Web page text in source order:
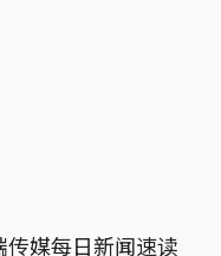
媒每日新闻速读